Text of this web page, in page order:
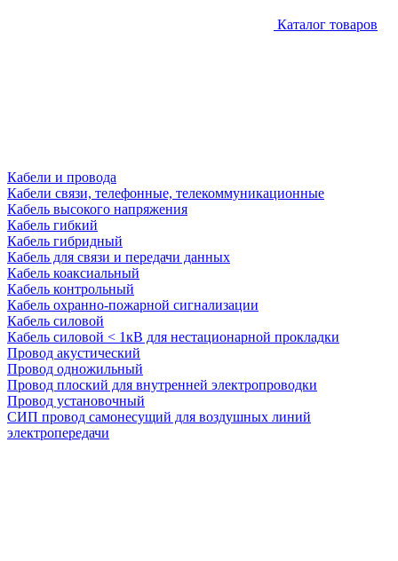
Каталог товаров
Кабели и провода
Кабели связи, телефонные, телекоммуникационные
Кабель высокого напряжения
Кабель гибкий
Кабель гибридный
Кабель для связи и передачи данных
Кабель коаксиальный
Кабель контрольный
Кабель охранно-пожарной сигнализации
Кабель силовой
Кабель силовой < 1кВ для нестационарной прокладки
Провод акустический
Провод одножильный
Провод плоский для внутренней электропроводки
Провод установочный
СИП провод самонесущий для воздушных линий
электропередачи